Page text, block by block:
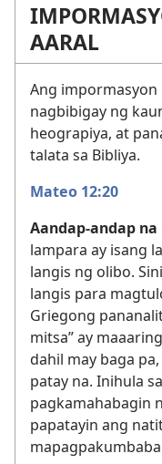
AARAL
Ang impormasyon
nagbibigay ng
heograpiya, at
talata sa Bibliya.
Mateo 12:20
Aandap-andap
lampara ay isang
langis ng olibo.
langis para
Griegong
mitsa” ay
dahil may baga
patay na. Inihula sa
pagkamahabagin
papatayin ang